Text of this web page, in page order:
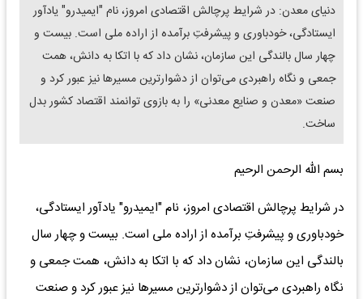
دنیای معدن: در شرایط پرچالش اقتصادی امروز، نام "ایمیدرو" یادآور
ایستادگی، خودباوری و پیشرفتِ برآمده از اراده ملی است. بیست و
چهار سال بالندگی این سازمان، نشان داد که با اتکا به دانش، همت
جمعی و نگاه راهبردی می‌توان از دشوارترین مسیرها نیز عبور کرد و
صنعت «معدن و صنایع معدنی» را به بازوی توانمند اقتصاد کشور بدل
ساخت.
بسم الله الرحمن الرحیم
در شرایط پرچالش اقتصادی امروز، نام "ایمیدرو" یادآور ایستادگی،
خودباوری و پیشرفتِ برآمده از اراده ملی است. بیست و چهار سال
بالندگی این سازمان، نشان داد که با اتکا به دانش، همت جمعی و
نگاه راهبردی می‌توان از دشوارترین مسیرها نیز عبور کرد و صنعت